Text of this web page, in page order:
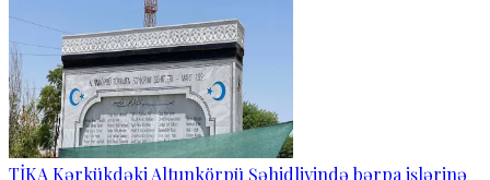
TİKA Kərkükdəki Altunkörpü Şəhidliyində bərpa işlərinə